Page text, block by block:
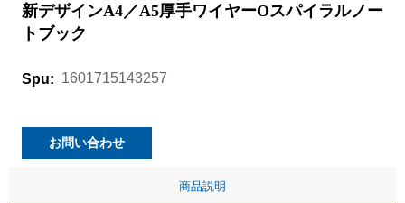
新デザインA4／A5厚手ワイヤーOスパイラルノー
トブック
Spu: 1601715143257
お問い合わせ
商品説明